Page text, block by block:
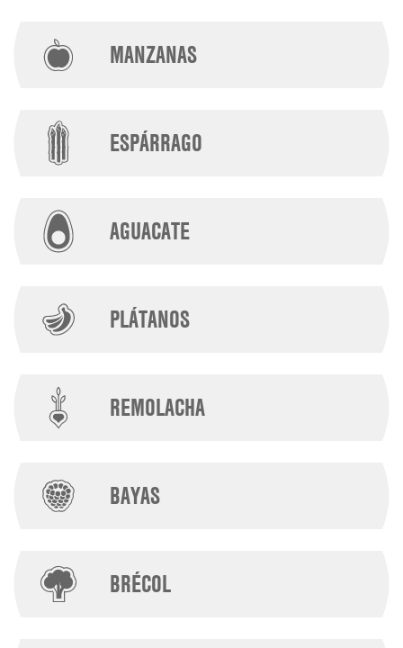
MANZANAS
ESPÁRRAGO
AGUACATE
PLÁTANOS
REMOLACHA
BAYAS
BRÉCOL